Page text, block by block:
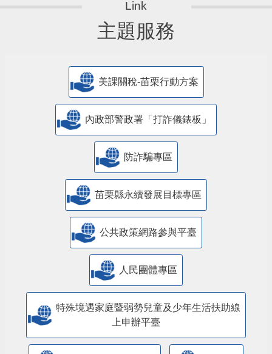
主題服務
美課關稅-苗栗行動方案
內政部警政署「打詐儀錶板」
防詐騙專區
苗栗縣永續發展目標專區
公共政策網路參與平臺
人民團體專區
特殊境遇家庭暨弱勢兒童及少年生活扶助線
上申辦平臺